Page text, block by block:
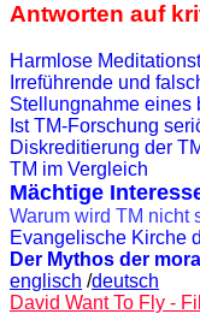
Antworten auf
Harmlose
Irreführende und
Stellungnahme eines
Ist TM-Forschung
Diskreditierung der
TM im Vergleich
Mächtige
Warum wird TM nicht
Evangelische Kirche
Der Mythos der
englisch /deutsch
David Want To Fly -